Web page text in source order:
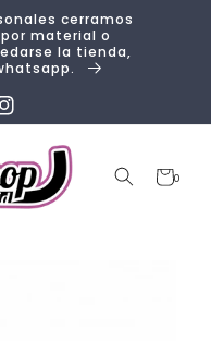
cerramos
material o
la tienda,
Carrito
0
0
artículos